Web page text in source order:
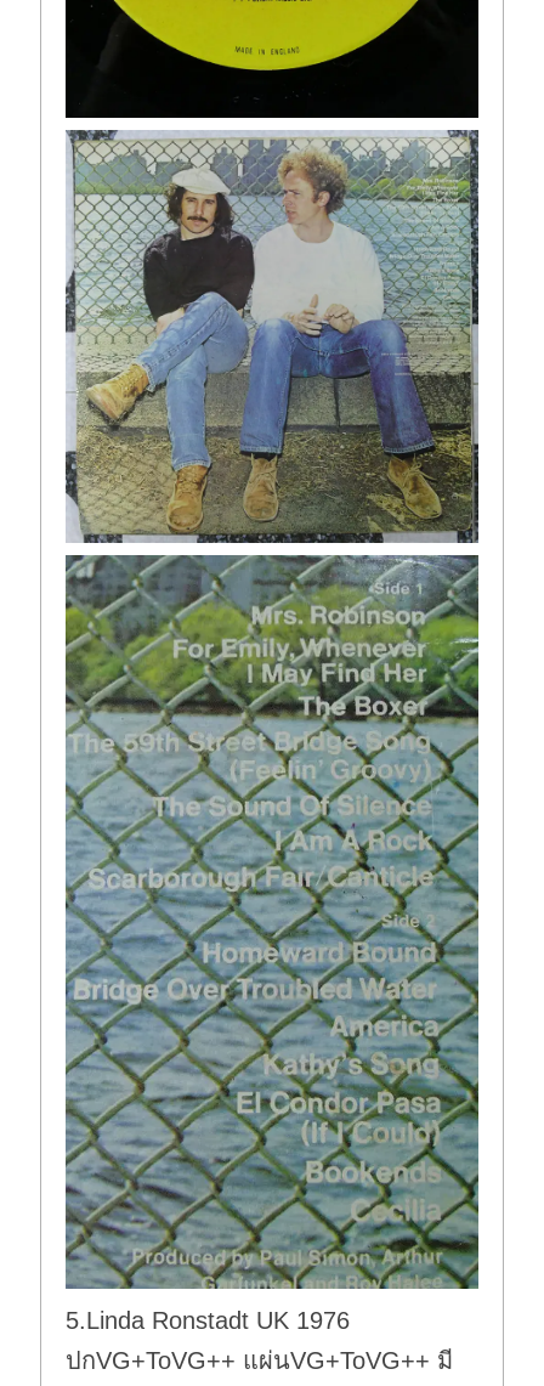
5.Linda Ronstadt UK 1976
ปกVG+ToVG++ แผ่นVG+ToVG++ มี